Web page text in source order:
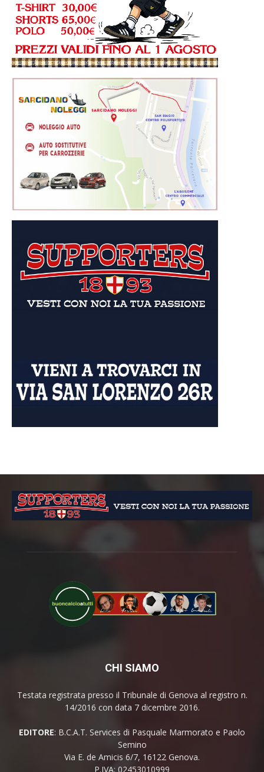
CHI SIAMO
Testata registrata presso il Tribunale di Genova al registro n.
14/2016 con data 7 dicembre 2016.
EDITORE: B.C.A.T. Services di Pasquale Marmorato e Paolo
Semino
Via E. de Amicis 6/7, 16122 Genova.
P.IVA: 02453010999